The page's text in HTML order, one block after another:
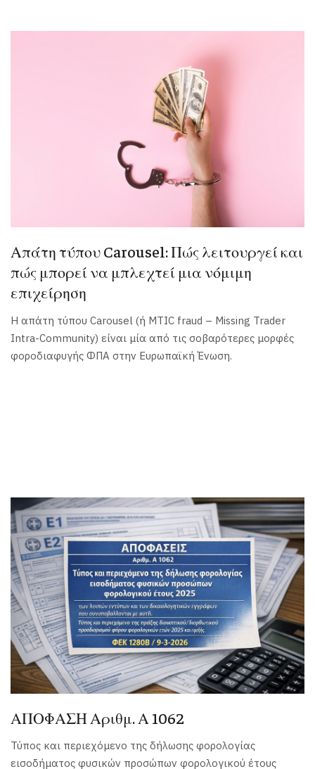
Απάτη τύπου Carousel: Πώς λειτουργεί και
πώς μπορεί να μπλεχτεί μια νόμιμη
επιχείρηση
Η απάτη τύπου Carousel (ή MTIC fraud – Missing Trader
Intra-Community) είναι μία από τις σοβαρότερες μορφές
φοροδιαφυγής ΦΠΑ στην Ευρωπαϊκή Ένωση.
ΑΠΟΦΑΣΗ Αριθμ. Α 1062
Τύπος και περιεχόμενο της δήλωσης φορολογίας
εισοδήματος φυσικών προσώπων φορολογικού έτους